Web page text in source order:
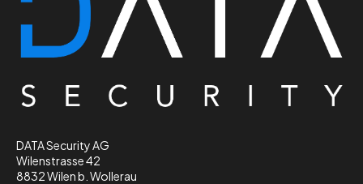
DATA Security AG
Wilenstrasse 42
8832 Wilen b. Wollerau